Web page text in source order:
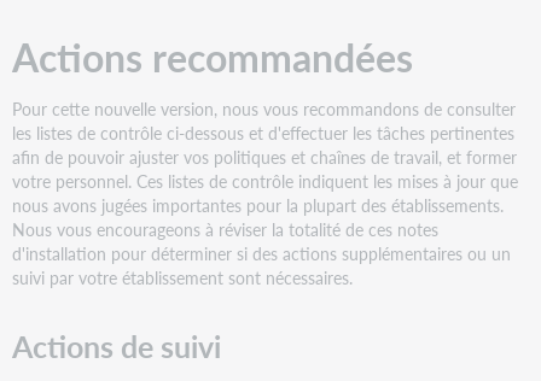
améliorations
plus
claire
dans
les
formulaires
de
demande
des
la
Actions recommandées
Pour cette nouvelle version, nous vous recommandons de consulter
les listes de contrôle ci-dessous et d'effectuer les tâches pertinentes
afin de pouvoir ajuster vos politiques et chaînes de travail, et former
votre personnel. Ces listes de contrôle indiquent les mises à jour que
nous avons jugées importantes pour la plupart des établissements.
Nous vous encourageons à réviser la totalité de ces notes
d'installation pour déterminer si des actions supplémentaires ou un
suivi par votre établissement sont nécessaires.
Actions de suivi